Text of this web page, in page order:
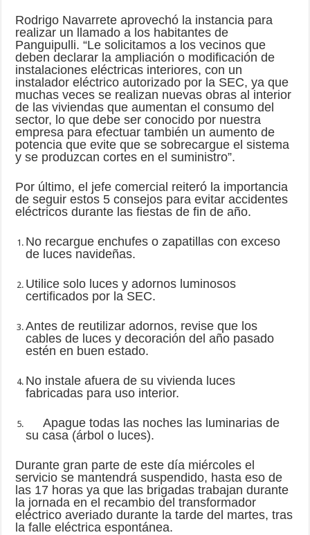
Rodrigo Navarrete aprovechó la instancia para
realizar un llamado a los habitantes de
Panguipulli. “Le solicitamos a los vecinos que
deben declarar la ampliación o modificación de
instalaciones eléctricas interiores, con un
instalador eléctrico autorizado por la SEC, ya que
muchas veces se realizan nuevas obras al interior
de las viviendas que aumentan el consumo del
sector, lo que debe ser conocido por nuestra
empresa para efectuar también un aumento de
potencia que evite que se sobrecargue el sistema
y se produzcan cortes en el suministro”.
Por último, el jefe comercial reiteró la importancia
de seguir estos 5 consejos para evitar accidentes
eléctricos durante las fiestas de fin de año.
No recargue enchufes o zapatillas con exceso
de luces navideñas.
Utilice solo luces y adornos luminosos
certificados por la SEC.
Antes de reutilizar adornos, revise que los
cables de luces y decoración del año pasado
estén en buen estado.
No instale afuera de su vivienda luces
fabricadas para uso interior.
Apague todas las noches las luminarias de
su casa (árbol o luces).
Durante gran parte de este día miércoles el
servicio se mantendrá suspendido, hasta eso de
las 17 horas ya que las brigadas trabajan durante
la jornada en el recambio del transformador
eléctrico averiado durante la tarde del martes, tras
la falle eléctrica espontánea.